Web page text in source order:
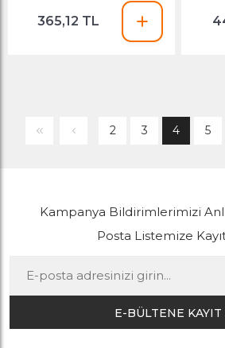
365,12 TL
2 3 4 5
Kampanya Bildirimlerimizi
Posta Listemize
E-BÜLTENE KAYIT